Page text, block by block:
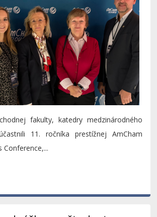
fakulty, katedry medzinárodného
11. ročníka prestížnej AmCham
Conference,...